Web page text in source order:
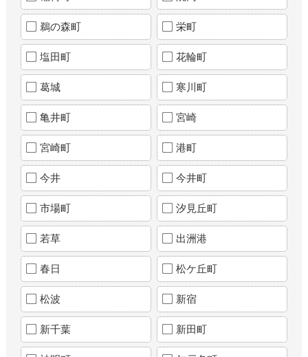
鵜の森町 栄町
塩田町 花輪町
葛城 寒川町
亀井町 宮崎
宮崎町 港町
今井 今井町
市場町 汐見丘町
若草 出洲港
春日 松ケ丘町
松波 新宿
新千葉 新田町